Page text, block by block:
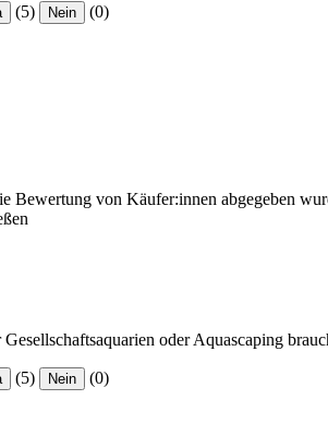
(5) Nein (0)
Bewertung von Käufer:innen abgegeben
oder Aquascaping
(5) Nein (0)